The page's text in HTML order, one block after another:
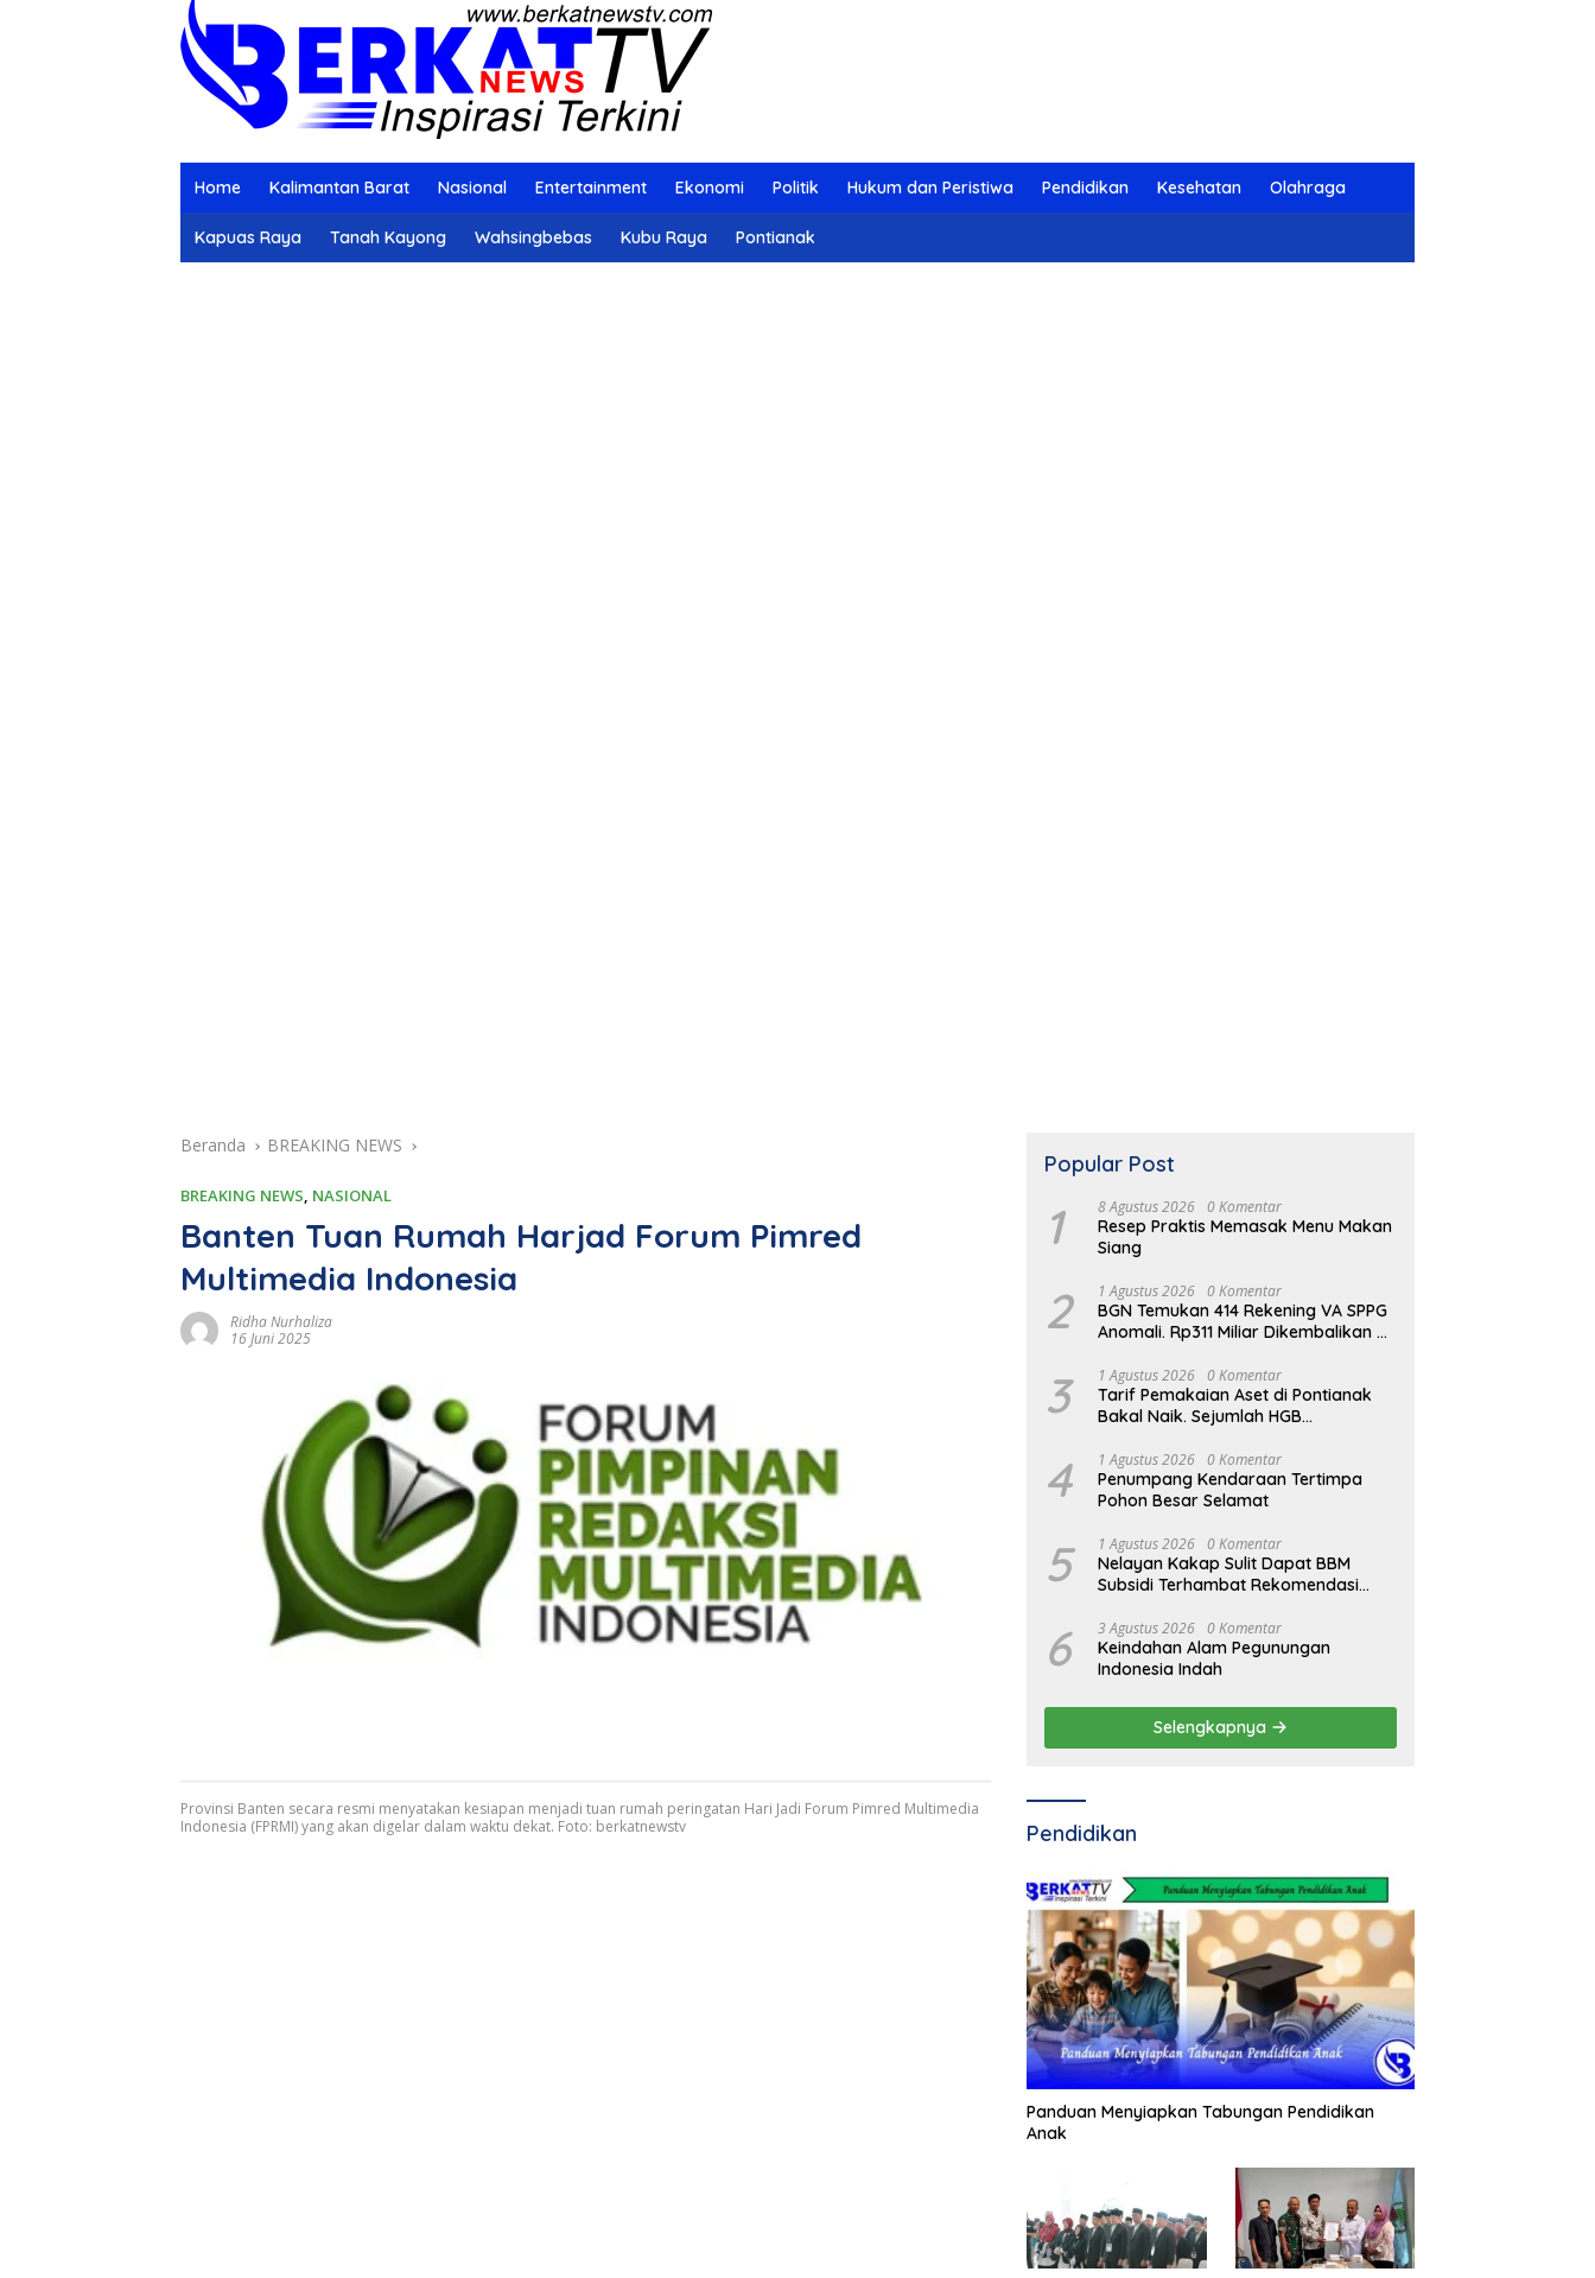
Home Kalimantan Barat Nasional Entertainment Ekonomi Politik Hukum dan Peristiwa Pendidikan Kesehatan Olahraga
Kapuas Raya Tanah Kayong Wahsingbebas Kubu Raya Pontianak
Beranda BREAKING NEWS
BREAKING NEWS, NASIONAL
Banten Tuan Rumah Harjad Forum Pimred
Multimedia Indonesia
Ridha Nurhaliza
16 Juni 2025
Provinsi Banten secara resmi menyatakan kesiapan menjadi tuan rumah peringatan Hari Jadi Forum Pimred Multimedia
Indonesia (FPRMI) yang akan digelar dalam waktu dekat. Foto: berkatnewstv
Popular Post
1 8 Agustus 2026 0 Komentar
Resep Praktis Memasak Menu Makan
Siang
2 1 Agustus 2026 0 Komentar
BGN Temukan 414 Rekening VA SPPG
Anomali. Rp311 Miliar Dikembalikan ke
3 1 Agustus 2026 0 Komentar
Tarif Pemakaian Aset di Pontianak
Bakal Naik. Sejumlah HGB
4 1 Agustus 2026 0 Komentar
Penumpang Kendaraan Tertimpa
Pohon Besar Selamat
5 1 Agustus 2026 0 Komentar
Nelayan Kakap Sulit Dapat BBM
Subsidi Terhambat Rekomendasi
6 3 Agustus 2026 0 Komentar
Keindahan Alam Pegunungan
Indonesia Indah
Selengkapnya
Pendidikan
Panduan Menyiapkan Tabungan Pendidikan
Anak